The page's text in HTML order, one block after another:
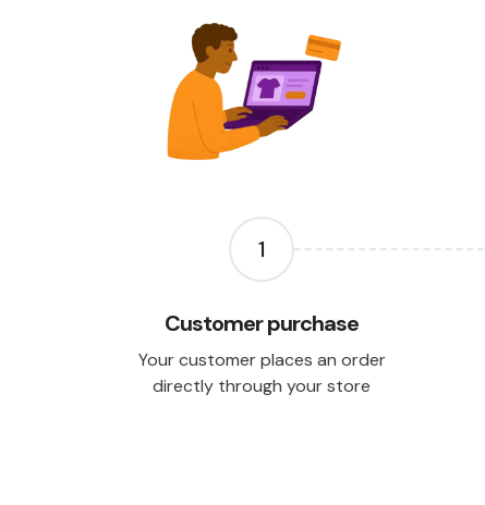
1
Customer purchase
Your customer places an order
directly through your store